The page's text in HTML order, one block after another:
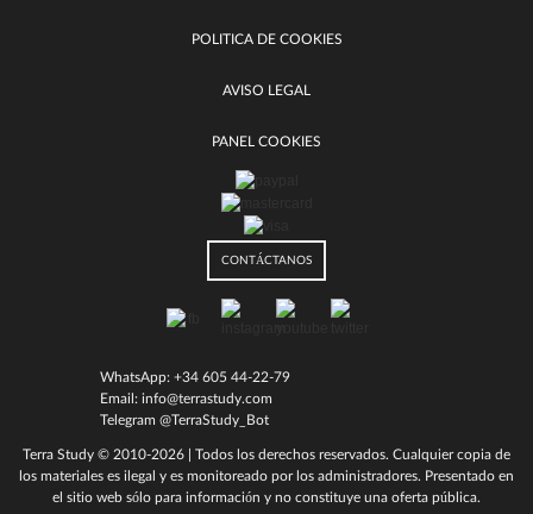
POLITICA DE COOKIES
AVISO LEGAL
PANEL COOKIES
CONTÁCTANOS
WhatsApp: +34 605 44-22-79
Email: info@terrastudy.com
Telegram @TerraStudy_Bot
Terra Study © 2010-2026 | Todos los derechos reservados. Cualquier copia de
los materiales es ilegal y es monitoreado por los administradores. Presentado en
el sitio web sólo para información y no constituye una oferta pública.